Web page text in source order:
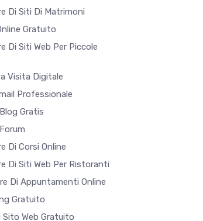
Di Siti Di Matrimoni
Gratuito
Di Siti Web Per Piccole
Visita Digitale
Professionale
Gratis
Di Corsi Online
Di Siti Web Per Ristoranti
Di Appuntamenti Online
Gratuito
Sito Web Gratuito